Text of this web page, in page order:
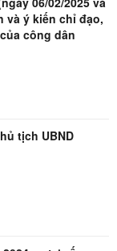
và ý kiến chỉ đạo,
công dân
tịch UBND